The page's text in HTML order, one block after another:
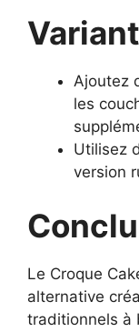
Ajoutez
les
Utilisez
version
Le Croque
alternative
traditionnels à